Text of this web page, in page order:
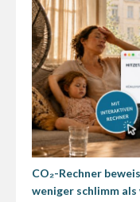
CO₂-Rechner
weniger schlimm als